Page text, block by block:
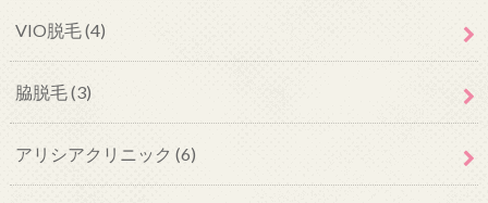
VIO脱毛(4)
脇脱毛(3)
アリシアクリニック (6)